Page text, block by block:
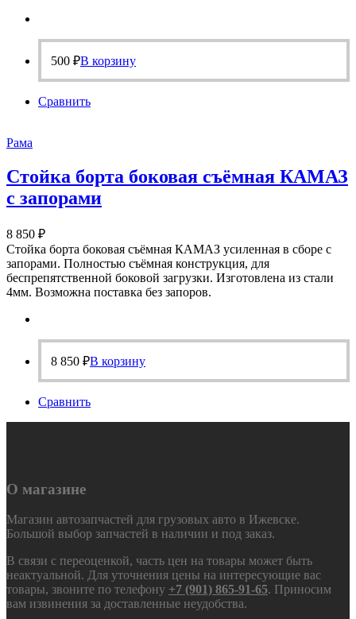
500 ₽В корзину
Сравнить
Рама
Стойка борта боковая съёмная КАМАЗ
с запорами
8 850 ₽
Стойка борта боковая съёмная КАМАЗ усиленная в сборе с
запорами. Полностью съёмная конструкция, для
беспрепятственной боковой загрузки. Изготовлена из стали
4мм. Возможна поставка без запоров.
8 850 ₽В корзину
Сравнить
О магазине
Магазин автозапчастей для грузовых авто в Ижевске.
Большой выбор запчастей в наличии и под заказ.
В связи с переоценкой, часть цен на товары может быть
неактуальной. Для уточнения цены на интересующие вас
товары, звоните по телефону +7 (901) 865-91-65. Приносим
вам извинения за доставленные неудобства.